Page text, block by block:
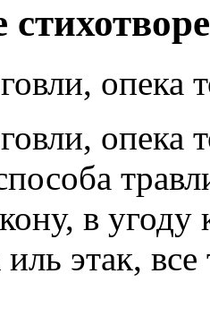
опека
опека
в угоду
этак,